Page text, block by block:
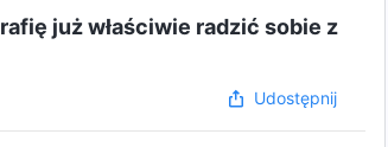
już właściwie radzić sobie z
Udostępnij